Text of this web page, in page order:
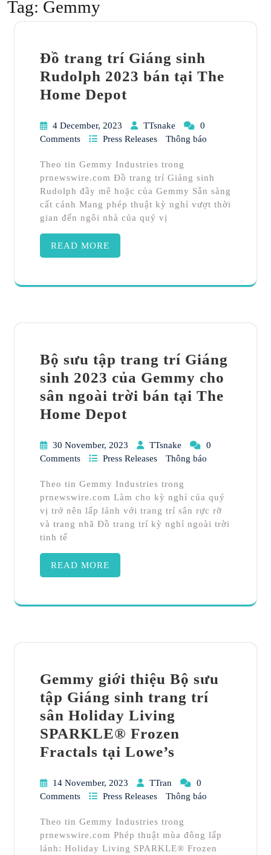
Tag: Gemmy
Đồ trang trí Giáng sinh
Rudolph 2023 bán tại The
Home Depot
4 December, 2023 TTsnake
0
Comments
Press Releases Thông báo
Theo tin Gemmy Industries trong
prnewswire.com Đồ trang trí Giáng sinh
Rudolph đầy mê hoặc của Gemmy Sẵn sàng
cất cánh Mang phép thuật kỳ nghỉ vượt thời
gian đến ngôi nhà của quý vị
READ MORE
Bộ sưu tập trang trí Giáng
sinh 2023 của Gemmy cho
sân ngoài trời bán tại The
Home Depot
30 November, 2023 TTsnake
0
Comments
Press Releases Thông báo
Theo tin Gemmy Industries trong
prnewswire.com Làm cho kỳ nghỉ của quý
vị trở nên lấp lánh với trang trí sân rực rỡ
và trang nhã Đồ trang trí kỳ nghỉ ngoài trời
tinh tế
READ MORE
Gemmy giới thiệu Bộ sưu
tập Giáng sinh trang trí
sân Holiday Living
SPARKLE® Frozen
Fractals tại Lowe’s
14 November, 2023 TTran
0
Comments
Press Releases Thông báo
Theo tin Gemmy Industries trong
prnewswire.com Phép thuật mùa đông lấp
lánh: Holiday Living SPARKLE® Frozen